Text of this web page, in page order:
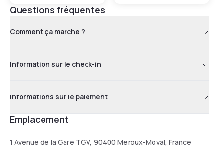
Questions fréquentes
Comment ça marche ?
Information sur le check-in
Informations sur le paiement
Emplacement
1 Avenue de la Gare TGV, 90400 Meroux-Moval, France